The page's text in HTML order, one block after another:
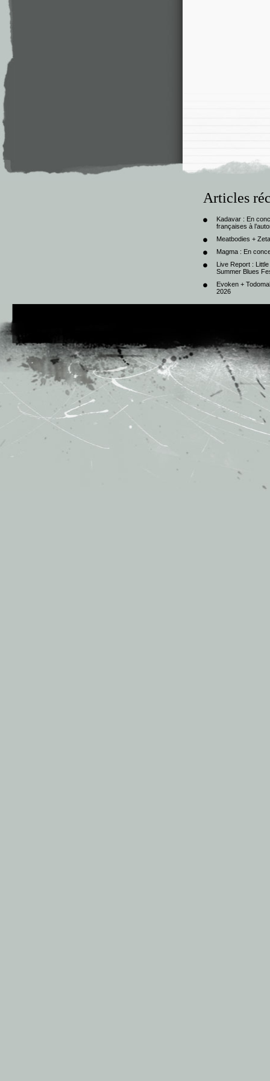
Articles
Kadavar : En
françaises à
Meatbodies +
Magma : En
Live Report :
Summer Blues
Evoken +
2026